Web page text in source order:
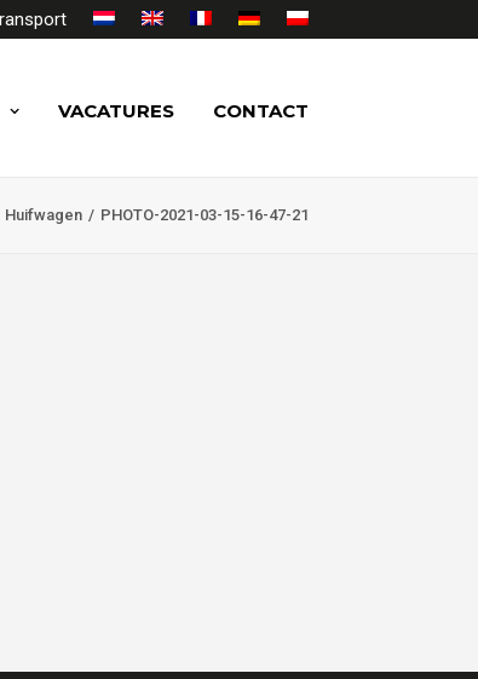
VACATURES CONTACT
Huifwagen PHOTO-2021-03-15-16-47-21